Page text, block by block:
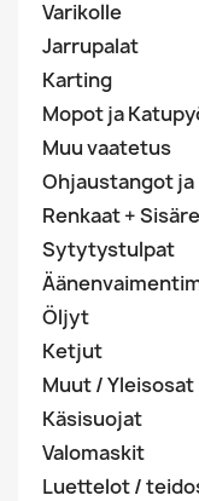
Varikolle
Jarrupalat
Karting
Mopot ja
Muu vaatetus
Ohjaustangot
Renkaat +
Sytytystulpat
Öljyt
Ketjut
Muut / Yleisosat
Käsisuojat
Valomaskit
Luettelot /